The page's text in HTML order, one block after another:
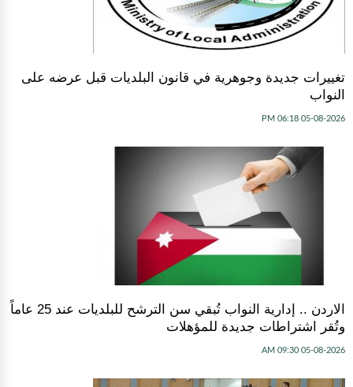
تغييرات جديدة وجوهرية في قانون البلديات قبل عرضه على
النواب
05-08-2026 06:18 PM
الاردن .. إدارية النواب تُبقي سن الترشح للبلديات عند 25 عاماً
وتُقر اشتراطات جديدة للمؤهلات
05-08-2026 09:30 AM